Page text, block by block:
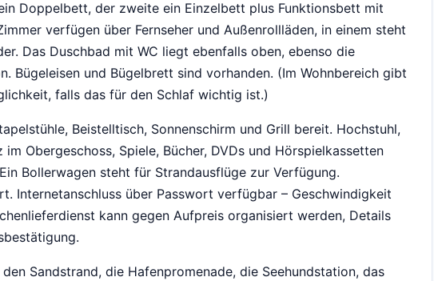
Doppelbett, der zweite ein Einzelbett plus Funktionsbett mit
verfügen über Fernseher und Außenrollläden, in einem steht
Das Duschbad mit WC liegt ebenfalls oben, ebenso die
Bügeleisen und Bügelbrett sind vorhanden. (Im Wohnbereich gibt
falls das für den Schlaf wichtig ist.)
Beistelltisch, Sonnenschirm und Grill bereit. Hochstuhl,
Obergeschoss, Spiele, Bücher, DVDs und Hörspielkassetten
Bollerwagen steht für Strandausflüge zur Verfügung.
Internetanschluss über Passwort verfügbar – Geschwindigkeit
kann gegen Aufpreis organisiert werden, Details
Sandstrand, die Hafenpromenade, die Seehundstation, das